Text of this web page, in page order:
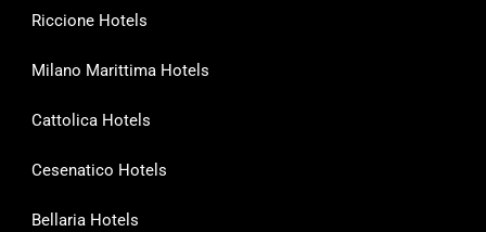
Riccione Hotels
Milano Marittima Hotels
Cattolica Hotels
Cesenatico Hotels
Bellaria Hotels